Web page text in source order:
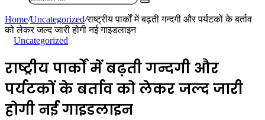
Search
Home/Uncategorized/राष्ट्रीय पार्कों में बढ़ती गन्दगी और पर्यटकों के बर्ताव
को लेकर जल्द जारी होगी नई गाइडलाइन
Uncategorized
राष्ट्रीय पार्कों में बढ़ती गन्दगी और
पर्यटकों के बर्ताव को लेकर जल्द जारी
होगी नई गाइडलाइन